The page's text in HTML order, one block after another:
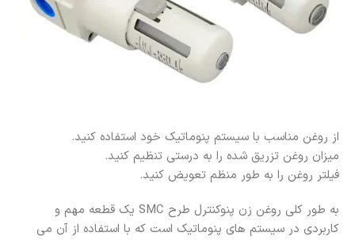
از روغن مناسب با سیستم پنوماتیک خود استفاده کنید.
میزان روغن تزریق شده را به درستی تنظیم کنید.
فیلتر روغن را به طور منظم تعویض کنید.
به طور کلی روغن زن پنوکنترل طرح SMC یک قطعه مهم و
کاربردی در سیستم‌ های پنوماتیک است که با استفاده از آن می‌